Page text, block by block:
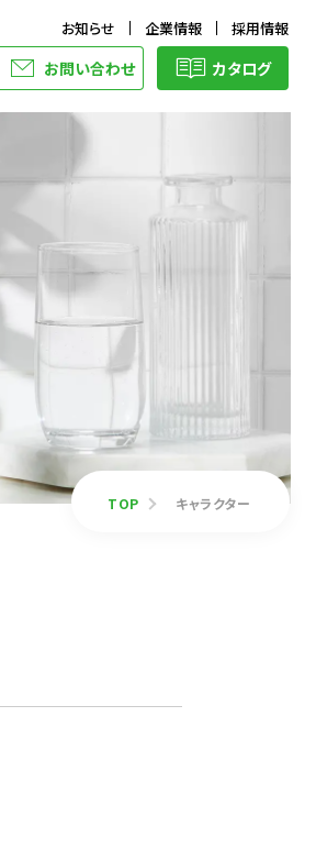
お問い合わせ カタログ
お知らせ 企業情報 採用情報
TOP キャラクター